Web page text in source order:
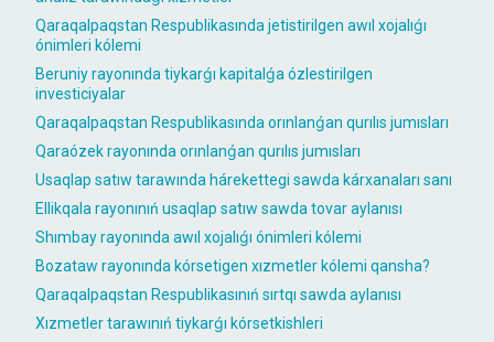
Qaraqalpaqstan Respublikasında jetistirilgen awıl xojalıǵı
ónimleri kólemi
Beruniy rayonında tiykarǵı kapitalǵa ózlestirilgen
investiciyalar
Qaraqalpaqstan Respublikasında orınlanǵan qurılıs jumısları
Qaraózek rayonında orınlanǵan qurılıs jumısları
Usaqlap satıw tarawında hárekettegi sawda kárxanaları sanı
Ellikqala rayonınıń usaqlap satıw sawda tovar aylanısı
Shımbay rayonında awıl xojalıǵı ónimleri kólemi
Bozataw rayonında kórsetigen xızmetler kólemi qansha?
Qaraqalpaqstan Respublikasınıń sırtqı sawda aylanısı
Xızmetler tarawınıń tiykarǵı kórsetkishleri